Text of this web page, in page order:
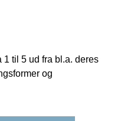
til 5 ud fra bl.a. deres
og